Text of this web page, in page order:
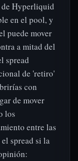
Hyperliquid
en el pool, y
puede mover
a mitad del
spread
de 'retiro'
con
de mover
los
entre las
spread si la